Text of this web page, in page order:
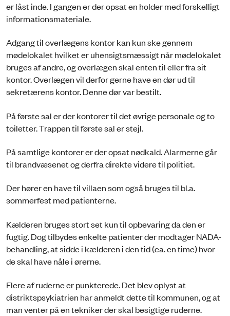
er låst inde. I gangen er der opsat en holder med forskelligt
informationsmateriale.
Adgang til overlægens kontor kan kun ske gennem
mødelokalet hvilket er uhensigtsmæssigt når mødelokalet
bruges af andre, og overlægen skal enten til eller fra sit
kontor. Overlægen vil derfor gerne have en dør ud til
sekretærens kontor. Denne dør var bestilt.
På første sal er der kontorer til det øvrige personale og to
toiletter. Trappen til første sal er stejl.
På samtlige kontorer er der opsat nødkald. Alarmerne går
til brandvæsenet og derfra direkte videre til politiet.
Der hører en have til villaen som også bruges til bl.a.
sommerfest med patienterne.
Kælderen bruges stort set kun til opbevaring da den er
fugtig. Dog tilbydes enkelte patienter der modtager NADA-
behandling, at sidde i kælderen i den tid (ca. en time) hvor
de skal have nåle i ørerne.
Flere af ruderne er punkterede. Det blev oplyst at
distriktspsykiatrien har anmeldt dette til kommunen, og at
man venter på en tekniker der skal besigtige ruderne.